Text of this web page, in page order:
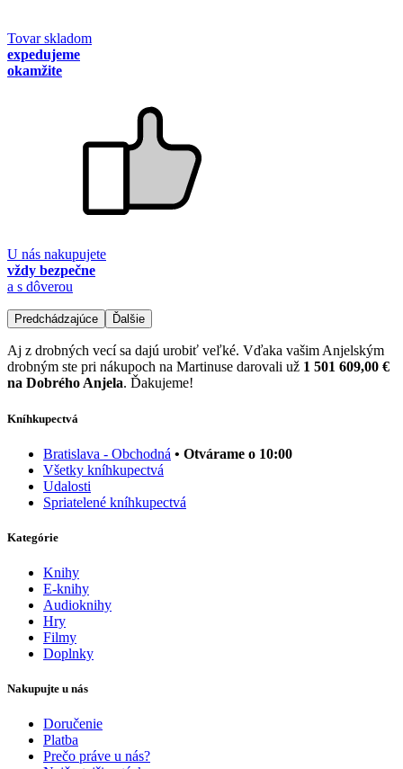
Tovar skladom
expedujeme
okamžite
U nás nakupujete
vždy bezpečne
a s dôverou
Predchádzajúce Ďalšie
Aj z drobných vecí sa dajú urobiť veľké. Vďaka vašim Anjelským
drobným ste pri nákupoch na Martinuse darovali už 1 501 609,00 €
na Dobrého Anjela. Ďakujeme!
Kníhkupectvá
Bratislava - Obchodná • Otvárame o 10:00
Všetky kníhkupectvá
Udalosti
Spriatelené kníhkupectvá
Kategórie
Knihy
E-knihy
Audioknihy
Hry
Filmy
Doplnky
Nakupujte u nás
Doručenie
Platba
Prečo práve u nás?